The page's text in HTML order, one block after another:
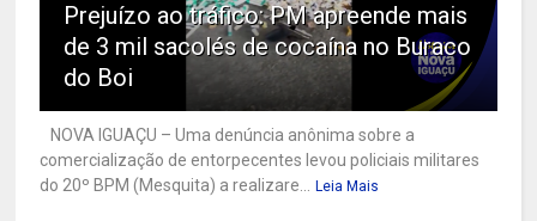
Prejuízo ao tráfico: PM apreende mais
de 3 mil sacolés de cocaína no Buraco
do Boi
NOVA IGUAÇU – Uma denúncia anônima sobre a
comercialização de entorpecentes levou policiais militares
do 20º BPM (Mesquita) a realizare... Leia Mais